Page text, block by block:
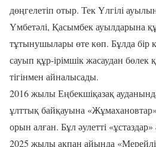
дөңгелетіп отыр. Тек Үлгілі
Үмбетәлі, Қасымбек ауылдарына
тұтынушылары өте көп. Бұлда бір
сауып құр-ірімшік жасаудан бөлек
тігінмен айналысады.
2016 жылы Еңбекшіқазақ
ұлттық байқауына
орын алған. Бұл әулетті
2025 жылы ақпан айында